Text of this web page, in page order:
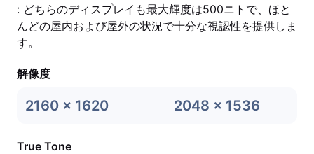
: どちらのディスプレイも最大輝度は500ニトで、ほと
んどの屋内および屋外の状況で十分な視認性を提供しま
す。
解像度
2160 x 1620 2048 x 1536
True Tone